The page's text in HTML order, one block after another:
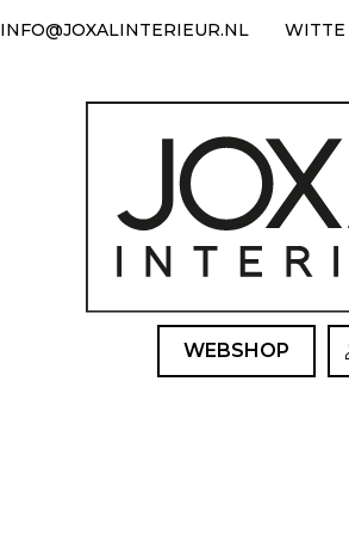
INFO@JOXALINTERIEUR.NL WITTE
WEBSHOP